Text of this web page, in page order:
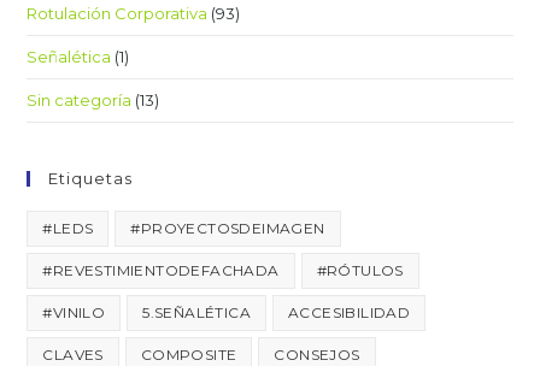
Rotulación Corporativa (93)
Señalética (1)
Sin categoría (13)
Etiquetas
#LEDS #PROYECTOSDEIMAGEN
#REVESTIMIENTODEFACHADA #RÓTULOS
#VINILO 5.SEÑALÉTICA ACCESIBILIDAD
CLAVES COMPOSITE CONSEJOS